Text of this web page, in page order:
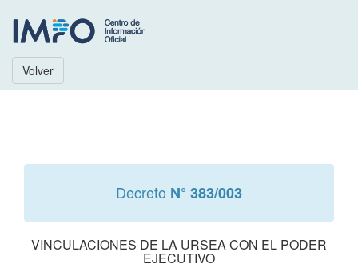
Volver
Decreto N° 383/003
VINCULACIONES DE LA URSEA CON EL PODER
EJECUTIVO